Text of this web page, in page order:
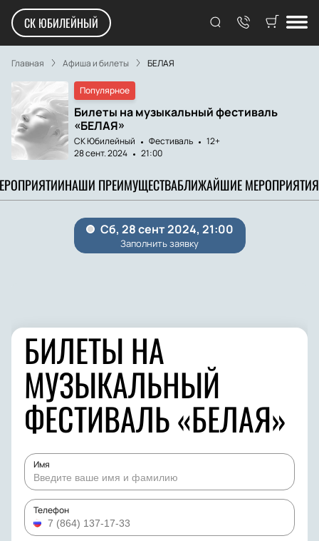
СК ЮБИЛЕЙНЫЙ
Главная Афиша и билеты БЕЛАЯ
Популярное
Билеты на музыкальный фестиваль
«БЕЛАЯ»
СК Юбилейный Фестиваль
12+
28 сент. 2024
21:00
НАШИ ПРЕИМУЩЕСТВАБЛИЖАЙШИЕ МЕРОПРИЯТИЯ
БИЛЕТЫ НА
МУЗЫКАЛЬНЫЙ
ФЕСТИВАЛЬ «БЕЛАЯ»
Имя
Телефон